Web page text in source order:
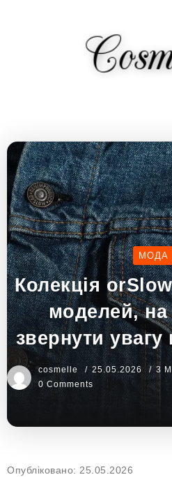
МОДА
Колекція
моделей, на
звернути увагу
cosmelle 25.05.2026 3
0 Comments
Опубліковано: 25.05.2026